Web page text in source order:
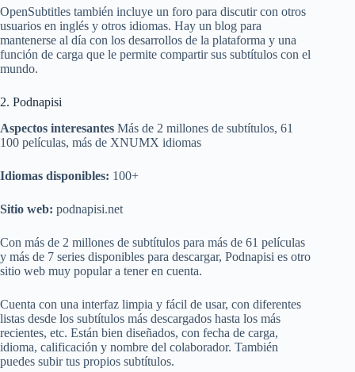
OpenSubtitles también incluye un foro para discutir con otros
usuarios en inglés y otros idiomas. Hay un blog para
mantenerse al día con los desarrollos de la plataforma y una
función de carga que le permite compartir sus subtítulos con el
mundo.
2. Podnapisi
Aspectos interesantes Más de 2 millones de subtítulos, 61
100 películas, más de XNUMX idiomas
Idiomas disponibles: 100+
Sitio web: podnapisi.net
Con más de 2 millones de subtítulos para más de 61 películas
y más de 7 series disponibles para descargar, Podnapisi es otro
sitio web muy popular a tener en cuenta.
Cuenta con una interfaz limpia y fácil de usar, con diferentes
listas desde los subtítulos más descargados hasta los más
recientes, etc. Están bien diseñados, con fecha de carga,
idioma, calificación y nombre del colaborador. También
puedes subir tus propios subtítulos.